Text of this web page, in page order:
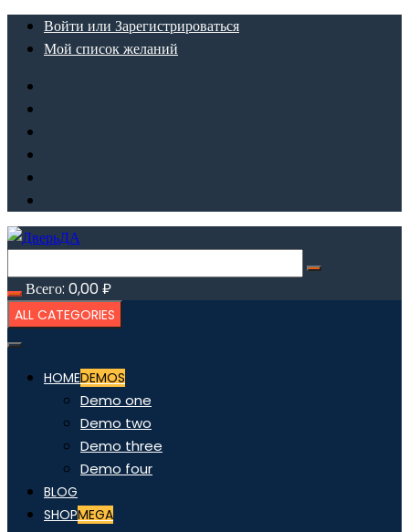
ПерейтиВойти или Зарегистрироваться
Мой список желаний
Всего: 0,00₽
ALL CATEGORIES
HOMEDEMOS
Demo one
Demo two
Demo three
Demo four
BLOG
SHOPMEGA